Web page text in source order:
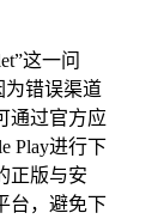
这一问
为错误渠道
通过官方应
Play进行下
正版与安
台，避免下